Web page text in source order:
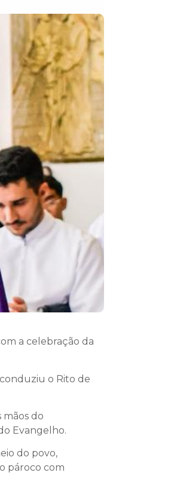
a celebração da
o Rito de
mãos do
Evangelho.
do povo,
pároco com